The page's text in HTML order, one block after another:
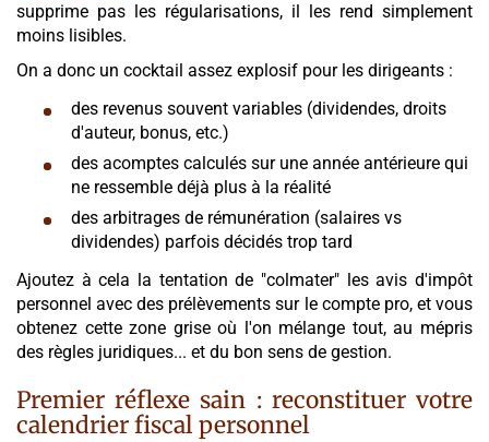
supprime pas les régularisations, il les rend simplement
moins lisibles.
On a donc un cocktail assez explosif pour les dirigeants :
des revenus souvent variables (dividendes, droits
d'auteur, bonus, etc.)
des acomptes calculés sur une année antérieure qui
ne ressemble déjà plus à la réalité
des arbitrages de rémunération (salaires vs
dividendes) parfois décidés trop tard
Ajoutez à cela la tentation de "colmater" les avis d'impôt
personnel avec des prélèvements sur le compte pro, et vous
obtenez cette zone grise où l'on mélange tout, au mépris
des règles juridiques... et du bon sens de gestion.
Premier réflexe sain : reconstituer votre
calendrier fiscal personnel